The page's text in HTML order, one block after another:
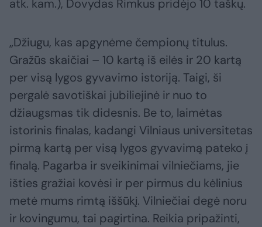
atk. kam.), Dovydas Rimkus pridėjo 10 taškų.
„Džiugu, kas apgynėme čempionų titulus.
Gražūs skaičiai – 10 kartą iš eilės ir 20 kartą
per visą lygos gyvavimo istoriją. Taigi, ši
pergalė savotiškai jubiliejinė ir nuo to
džiaugsmas tik didesnis. Be to, laimėtas
istorinis finalas, kadangi Vilniaus universitetas
pirmą kartą per visą lygos gyvavimą pateko į
finalą. Pagarba ir sveikinimai vilniečiams, jie
išties gražiai kovėsi ir per pirmus du kėlinius
metė mums rimtą iššūkį. Vilniečiai degė noru
ir kovingumu, tai pagirtina. Reikia pripažinti,